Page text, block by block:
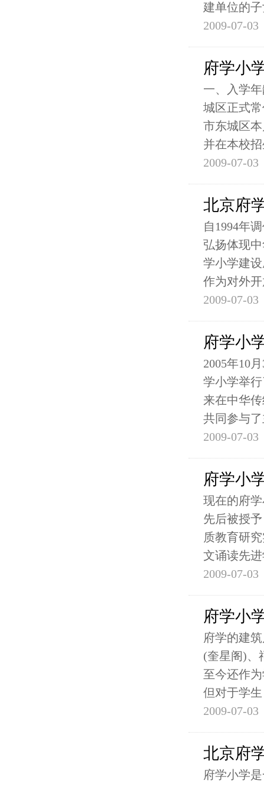
建单位的
2009-07-03
府学小
一、入学
城区正式
市东城区
并在本校
2009-07-03
北京府
自1994年
弘扬体现
学小学建
作为对外
2009-07-03
府学小
2005年10
学小学举
来在中华
共同参与
2009-07-03
府学小
现在的府
先后被授
质教育研
文诵读先
2009-07-03
府学小
府学的建
(奎星阁)、
至今还作
但对于学生
2009-07-03
北京府
府学小学